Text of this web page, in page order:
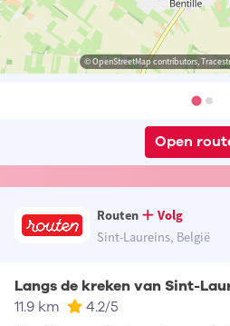
© OpenStreetMap contributors,
Open
Routen
Volg
Sint-Laureins, België
Langs de kreken van Sint-
11.9 km 4.2/5